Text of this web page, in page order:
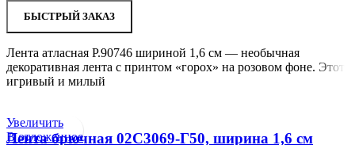
БЫСТРЫЙ ЗАКАЗ
Лента атласная Р.90746 шириной 1,6 см — необычная
декоративная лента с принтом «горох» на розовом фоне. Этот
игривый и милый
Увеличить
В отложенное
Лента брючная 02С3069-Г50, ширина 1,6 см